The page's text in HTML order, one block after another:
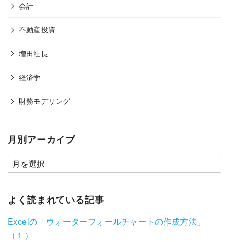
会計
不動産投資
増田社長
経済学
財務モデリング
月別アーカイブ
よく読まれている記事
Excelの「ウォーターフォールチャートの作成方法」
（１）